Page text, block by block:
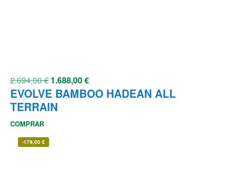
2.694,00€ 1.688,00€
EVOLVE BAMBOO HADEAN ALL
TERRAIN
COMPRAR
-179,00 €